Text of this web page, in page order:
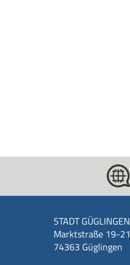
STADT GÜGLINGEN
Marktstraße 19-21
74363 Güglingen